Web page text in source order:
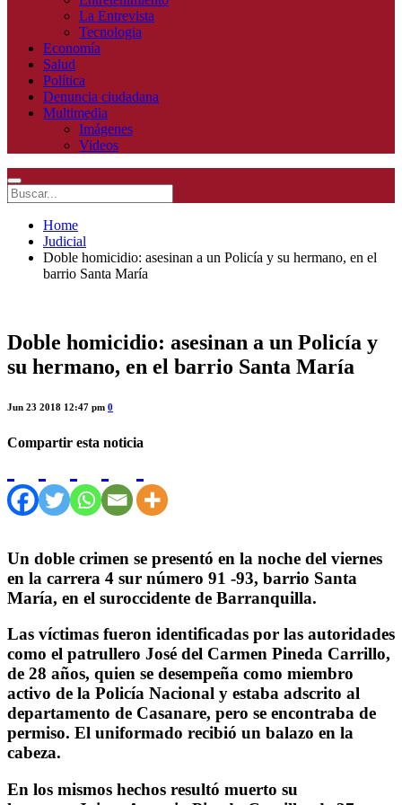
La Entrevista
Tecnologia
Economía
Salud
Política
Denuncia ciudadana
Multimedia
Imágenes
Videos
Home
Judicial
Doble homicidio: asesinan a un Policía y su hermano, en el
barrio Santa María
Doble homicidio: asesinan a un Policía y
su hermano, en el barrio Santa María
Jun 23 2018 12:47 pm 0
Compartir esta noticia
Un doble crimen se presentó en la noche del viernes
en la carrera 4 sur número 91 -93, barrio Santa
María, en el suroccidente de Barranquilla.
Las víctimas fueron identificadas por las autoridades
como el patrullero José del Carmen Pineda Carrillo,
de 28 años, quien se desempeña como miembro
activo de la Policía Nacional y estaba adscrito al
departamento de Casanare, pero se encontraba de
permiso. El uniformado recibió un balazo en la
cabeza.
En los mismos hechos resultó muerto su